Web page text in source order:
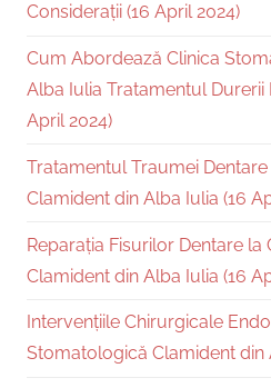
Considerații (16 April 2024)
Cum Abordează Clinica
Alba Iulia Tratamentul Durerii
April 2024)
Tratamentul Traumei
Clamident din Alba Iulia (16
Reparația Fisurilor Dentare
Clamident din Alba Iulia (16
Intervențiile Chirurgicale
Stomatologică Clamident din